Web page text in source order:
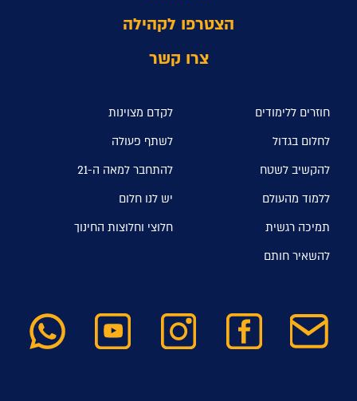
הצטרפו לקהילה
צרו קשר
חוזרים ללימודים
לקדם מצוינות
לחלום בגדול
לשתף פעולה
להקשיב לשטח
להתחבר למאה ה-21
ללמוד מהעולם
יש לנו חלום
תמיכה רגשית
חלוצי וחלוצות החינוך
להשאיר חותם